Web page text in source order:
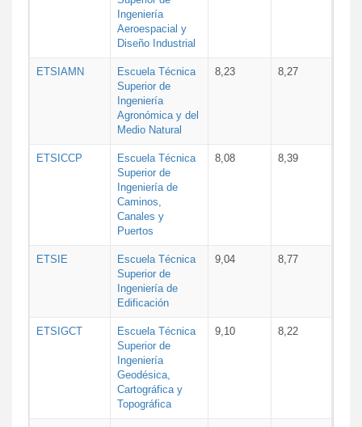
Ingeniería
Aeroespacial y
Diseño Industrial
ETSIAMN
Escuela Técnica
Superior de
Ingeniería
Agronómica y del
Medio Natural
8,23 8,27
ETSICCP
Escuela Técnica
Superior de
Ingeniería de
Caminos,
Canales y
Puertos
8,08 8,39
ETSIE
Escuela Técnica
Superior de
Ingeniería de
Edificación
9,04 8,77
ETSIGCT
Escuela Técnica
Superior de
Ingeniería
Geodésica,
Cartográfica y
Topográfica
9,10 8,22